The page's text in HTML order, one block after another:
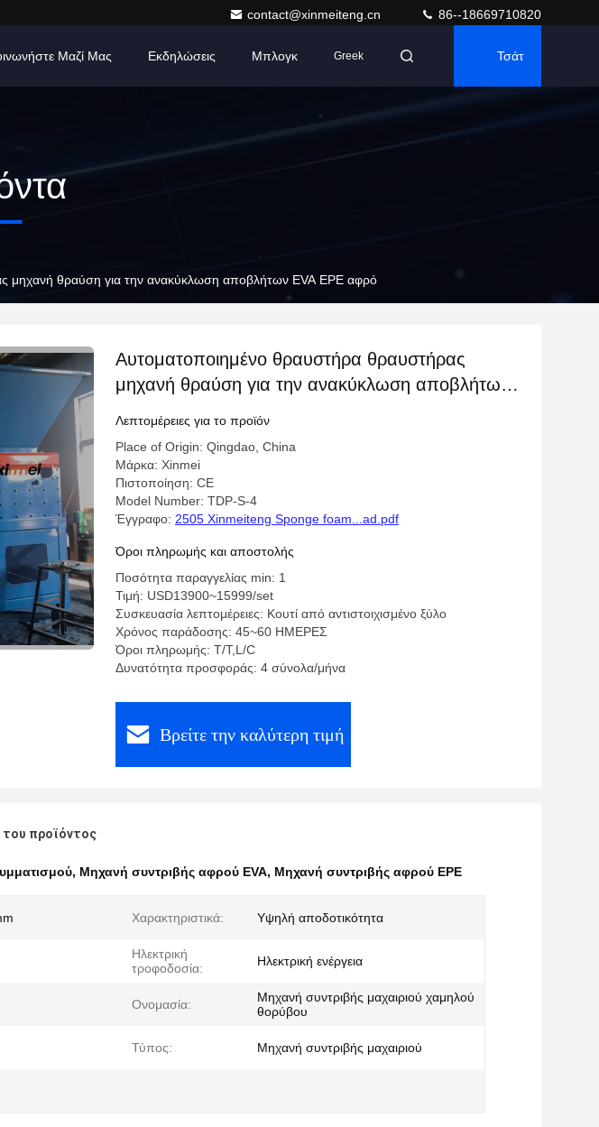
contact@xinmeiteng.cn 86--18669710820
Μαζί Μας Εκδηλώσεις Μπλογκ Greek Τσάτ
μηχανή θραύση για την ανακύκλωση αποβλήτων EVA EPE αφρό
Αυτοματοποιημένο θραυστήρα θραυστήρας
μηχανή θραύση για την ανακύκλωση αποβλήτων
Λεπτομέρειες για το προϊόν
Place of Origin: Qingdao, China
Μάρκα: Xinmei
Πιστοποίηση: CE
Model Number: TDP-S-4
Έγγραφο: 2505 Xinmeiteng Sponge foam...ad.pdf
Όροι πληρωμής και αποστολής
Ποσότητα παραγγελίας min: 1
Τιμή: USD13900~15999/set
Συσκευασία λεπτομέρειες: Κουτί από αντιστοιχισμένο ξύλο
Χρόνος παράδοσης: 45~60 ΗΜΕΡΕΣ
Όροι πληρωμής: T/T,L/C
Δυνατότητα προσφοράς: 4 σύνολα/μήνα
Βρείτε την καλύτερη τιμή
του προϊόντος
, Μηχανή συντριβής αφρού EVA, Μηχανή συντριβής αφρού EPE
Χαρακτηριστικά: Υψηλή αποδοτικότητα
Ηλεκτρική
τροφοδοσία:
Ηλεκτρική ενέργεια
Ονομασία:
Μηχανή συντριβής μαχαιριού χαμηλού
θορύβου
Τύπος: Μηχανή συντριβής μαχαιριού